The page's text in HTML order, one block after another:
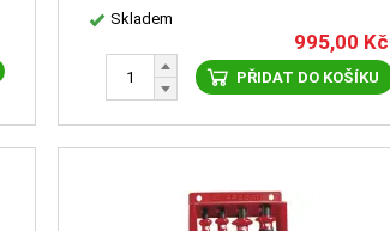
Skladem
995,00 Kč
PŘIDAT DO KOŠÍKU